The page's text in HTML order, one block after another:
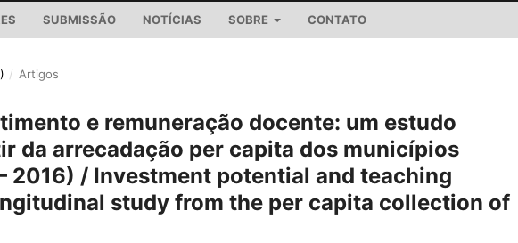
SUBMISSÃO NOTÍCIAS SOBRE CONTATO
/ Artigos
e remuneração docente: um estudo
da arrecadação per capita dos municípios
2016) / Investment potential and teaching
study from the per capita collection of